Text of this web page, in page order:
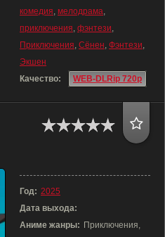
комедия, мелодрама,
приключения, фэнтези,
Приключения, Сёнен, Фэнтези,
Экшен
Качество:
WEB-DLRip 720p
Год: 2025
Дата выхода:
Аниме жанры: Приключения,